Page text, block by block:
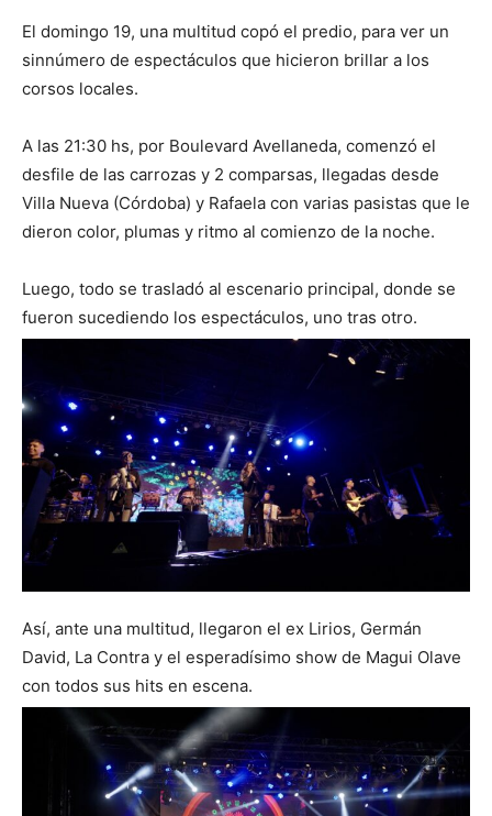
El domingo 19, una multitud copó el predio, para ver un
sinnúmero de espectáculos que hicieron brillar a los
corsos locales.
A las 21:30 hs, por Boulevard Avellaneda, comenzó el
desfile de las carrozas y 2 comparsas, llegadas desde
Villa Nueva (Córdoba) y Rafaela con varias pasistas que le
dieron color, plumas y ritmo al comienzo de la noche.
Luego, todo se trasladó al escenario principal, donde se
fueron sucediendo los espectáculos, uno tras otro.
Así, ante una multitud, llegaron el ex Lirios, Germán
David, La Contra y el esperadísimo show de Magui Olave
con todos sus hits en escena.